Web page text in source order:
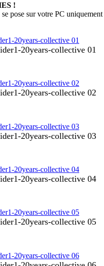
!
pose sur votre PC
20years-collective 01
20years-collective 02
20years-collective 03
20years-collective 04
20years-collective 05